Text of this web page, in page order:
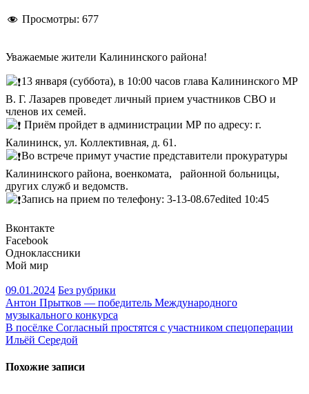
Просмотры: 677
Уважаемые жители Калининского района!
13 января (суббота), в 10:00 часов глава Калининского МР
В. Г. Лазарев проведет личный прием участников СВО и
членов их семей.
Приём пройдет в администрации МР по адресу: г.
Калининск, ул. Коллективная, д. 61.
Во встрече примут участие представители прокуратуры
Калининского района, военкомата, районной больницы,
других служб и ведомств.
Запись на прием по телефону: 3-13-08.67edited 10:45
Вконтакте
Facebook
Одноклассники
Мой мир
09.01.2024 Без рубрики
Навигация
по
записям
Антон Прытков — победитель Международного
музыкального конкурса
В посёлке Согласный простятся с участником спецоперации
Ильёй Середой
Похожие записи